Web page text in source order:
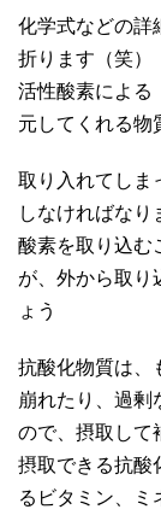
化学式などの詳
折ります（笑）
活性酸素による
元してくれる物
取り入れてしま
しなければなり
酸素を取り込む
が、外から取り
ょう
抗酸化物質は、
崩れたり、過剰
ので、摂取して
摂取できる抗酸
るビタミン、ミ